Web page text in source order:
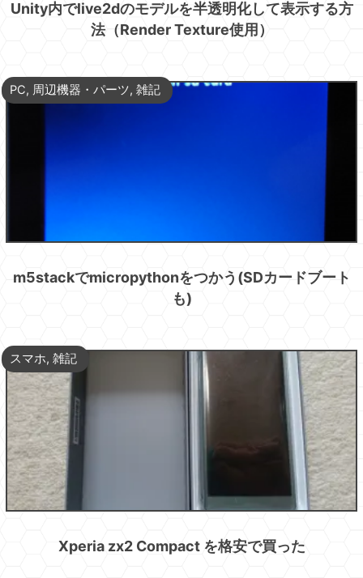
Unity内でlive2dのモデルを半透明化して表示する方
法（Render Texture使用）
PC, 周辺機器・パーツ, 雑記
m5stackでmicropythonをつかう(SDカードブート
も)
スマホ, 雑記
Xperia zx2 Compact を格安で買った